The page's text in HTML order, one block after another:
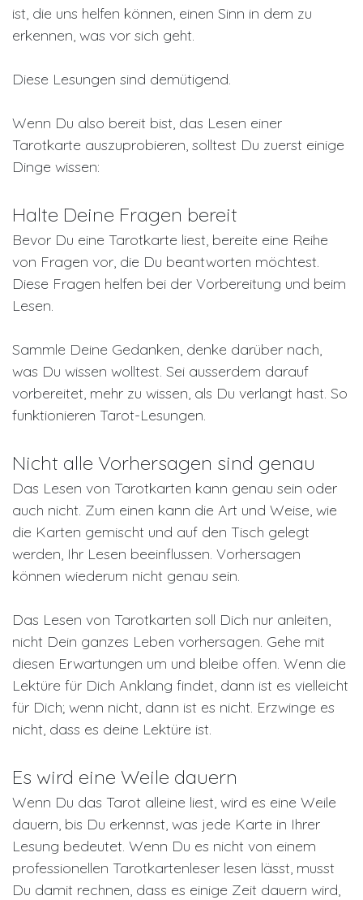
ist, die uns helfen können, einen Sinn in dem zu
erkennen, was vor sich geht.
Diese Lesungen sind demütigend.
Wenn Du also bereit bist, das Lesen einer
Tarotkarte auszuprobieren, solltest Du zuerst einige
Dinge wissen:
Halte Deine Fragen bereit
Bevor Du eine Tarotkarte liest, bereite eine Reihe
von Fragen vor, die Du beantworten möchtest.
Diese Fragen helfen bei der Vorbereitung und beim
Lesen.
Sammle Deine Gedanken, denke darüber nach,
was Du wissen wolltest. Sei ausserdem darauf
vorbereitet, mehr zu wissen, als Du verlangt hast. So
funktionieren Tarot-Lesungen.
Nicht alle Vorhersagen sind genau
Das Lesen von Tarotkarten kann genau sein oder
auch nicht. Zum einen kann die Art und Weise, wie
die Karten gemischt und auf den Tisch gelegt
werden, Ihr Lesen beeinflussen. Vorhersagen
können wiederum nicht genau sein.
Das Lesen von Tarotkarten soll Dich nur anleiten,
nicht Dein ganzes Leben vorhersagen. Gehe mit
diesen Erwartungen um und bleibe offen. Wenn die
Lektüre für Dich Anklang findet, dann ist es vielleicht
für Dich; wenn nicht, dann ist es nicht. Erzwinge es
nicht, dass es deine Lektüre ist.
Es wird eine Weile dauern
Wenn Du das Tarot alleine liest, wird es eine Weile
dauern, bis Du erkennst, was jede Karte in Ihrer
Lesung bedeutet. Wenn Du es nicht von einem
professionellen Tarotkartenleser lesen lässt, musst
Du damit rechnen, dass es einige Zeit dauern wird,